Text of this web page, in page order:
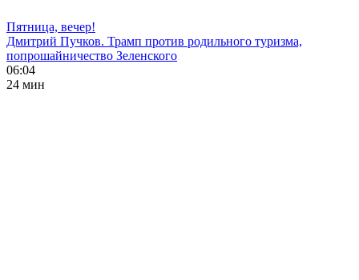
Пятница, вечер!
Дмитрий Пучков. Трамп против родильного туризма,
попрошайничество Зеленского
06:04
24 мин